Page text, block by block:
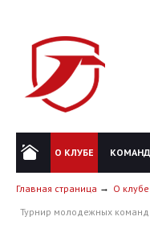
О КЛУБЕ
Главная страница О клубе
Турнир молодежных